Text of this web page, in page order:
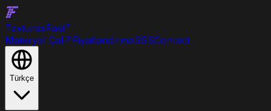
TexturesFast™
Materyal Çal↗ FiyatlandırmaSSSContact
Türkçe